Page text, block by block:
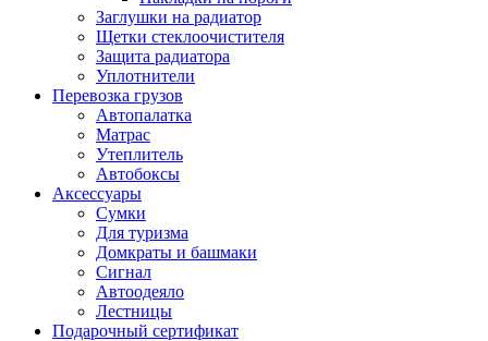
Заглушки на радиатор
Щетки стеклоочистителя
Защита радиатора
Уплотнители
Перевозка грузов
Автопалатка
Матрас
Утеплитель
Автобоксы
Аксессуары
Сумки
Для туризма
Домкраты и башмаки
Сигнал
Автоодеяло
Лестницы
Подарочный сертификат